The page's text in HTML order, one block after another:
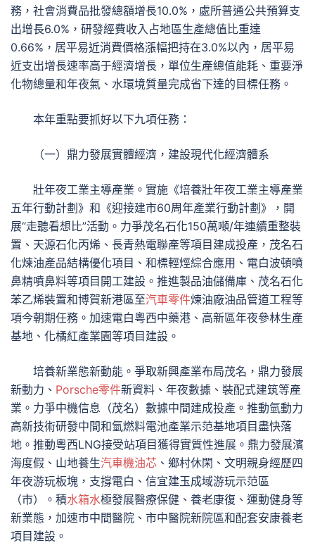
務，社會消費品批發總額增長10.0%，處所普通公共預算支
出增長6.0%，研發經費收入占地區生產總值比重達
0.66%，居平易近消費價格漲幅把持在3.0%以內，居平易
近支出增長速率高于經濟增長，單位生產總值能耗、重要淨
化物總量和年夜氣、水環境質量完成省下達的目標任務。
本年重點要抓好以下九項任務：
（一）鼎力發展實體經濟，建設現代化經濟體系
壯年夜工業主導產業。實施《培養壯年夜工業主導產業
五年行動計劃》和《迎接建市60周年產業行動計劃》，開
展“走聽看想比”活動。力爭茂名石化150萬噸/年連續重整裝
置、天源石化丙烯、長青熱電聯產等項目建成投產，茂名石
化煉油產品結構優化項目、和標輕烴綜合應用、電白波頓噴
鼻精噴鼻料等項目開工建設。推進製品油儲備庫、茂名石化
苯乙烯裝置和博賀新港區至汽車零件煉油廠油品管道工程等
項今朝期任務。加速電白粵西中藥港、高新區年夜參林生產
基地、化橘紅產業園等項目建設。
培養新業態新動能。爭取新興產業布局茂名，鼎力發展
新動力、 Porsche零件新資料、年夜數據、裝配式建筑等產
業。力爭中機信息（茂名）數據中間建成投產。推動氫動力
高新技術研發中間和氫燃料電池產業示范基地項目盡快落
地。推動粵西LNG接受站項目獲得實質性進展。鼎力發展濱
海度假、山地養生汽車機油芯 、鄉村休閑、文明親身經歷四
年夜游玩板塊，支撐電白、信宜建玉成域游玩示范區
（市）。積水箱水極發展醫療保健、養老康復、運動健身等
新業態，加速市中間醫院、市中醫院新院區和配套安康養老
項目建設。